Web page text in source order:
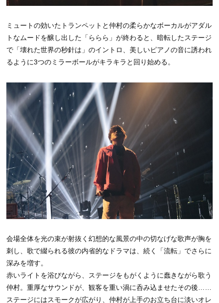
ミュートの効いたトランペットと仲村の柔らかなボーカルがアダル
トなムードを醸し出した「ららら」が終わると、暗転したステージ
で「壊れた世界の秒針は」のイントロ、美しいピアノの音に誘われ
るように3つのミラーボールがキラキラと回り始める。
会場全体を光の束が射抜く幻想的な風景の中の切なげな歌声が胸を
刺し、歌で綴られる彼の内省的なドラマは、続く「流転」でさらに
深みを増す。
赤いライトを浴びながら、ステージをもがくように蠢きながら歌う
仲村。重厚なサウンドが、観客を重い渦に呑み込ませたその後……
ステージにはスモークが広がり、仲村が上手のお立ち台に淡いオレ